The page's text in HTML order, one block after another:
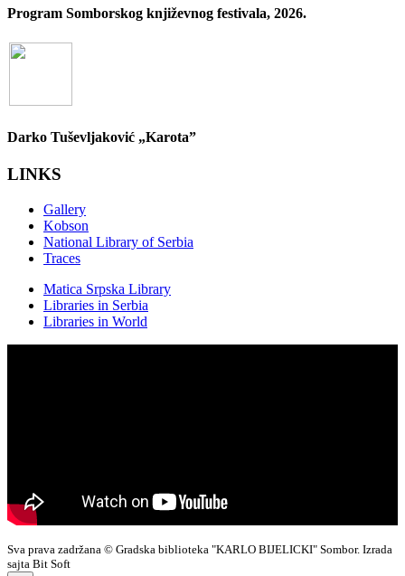
Program Somborskog književnog festivala, 2026.
Darko Tuševljaković „Karota”
LINKS
Gallery
Kobson
National Library of Serbia
Traces
Matica Srpska Library
Libraries in Serbia
Libraries in World
Sva prava zadržana © Gradska biblioteka "KARLO BIJELICKI" Sombor. Izrada
sajta Bit Soft